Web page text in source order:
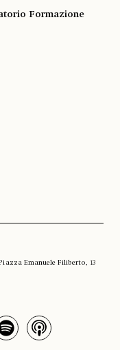
Formazione
Piazza Emanuele Filiberto, 13